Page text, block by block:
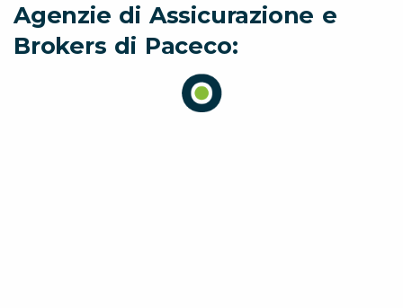
Agenzie di Assicurazione e
Brokers di Paceco: